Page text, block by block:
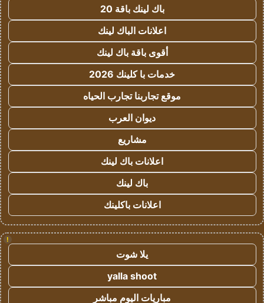
باك لينك باقة 20
اعلانات الباك لينك
أقوى باقة باك لينك
خدمات با كلينك 2026
موقع تجاربنا تجارب الحياه
ديوان العرب
مشاريع
اعلانات باك لينك
باك لينك
اعلانات باكلينك
!
يلا شوت
yalla shoot
مباريات اليوم مباشر